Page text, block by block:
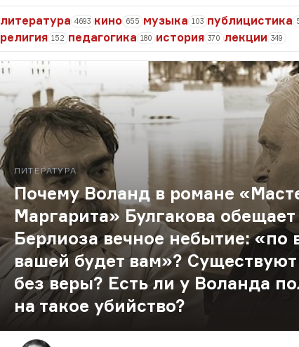
литература 4693 кино 655 музыка 103 публицистика
религия 152 педагогика 180 история 370 лекции 349
ЛИТЕРАТУРА
Почему Воланд в романе
Маргарита» Булгакова обещает
Берлиоза вечное небытие: «по
вашей будет вам»?
без веры? Есть ли у Воланда
на такое убийство?